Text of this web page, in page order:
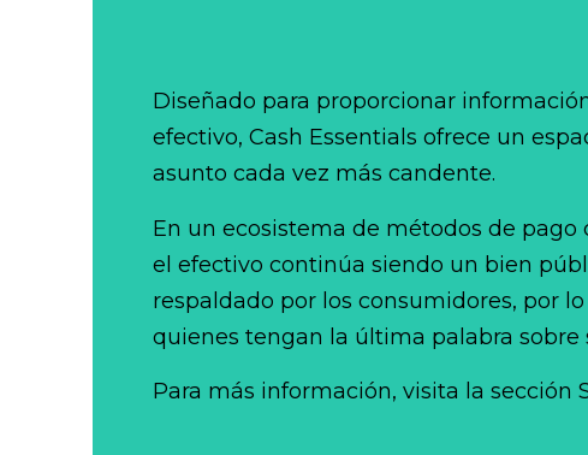
Diseñado para proporcionar
efectivo, Cash Essentials ofrece un
asunto cada vez más candente.
En un ecosistema de métodos de pago
el efectivo continúa siendo un bien
respaldado por los consumidores, por
quienes tengan la última palabra sobre
Para más información, visita la sección